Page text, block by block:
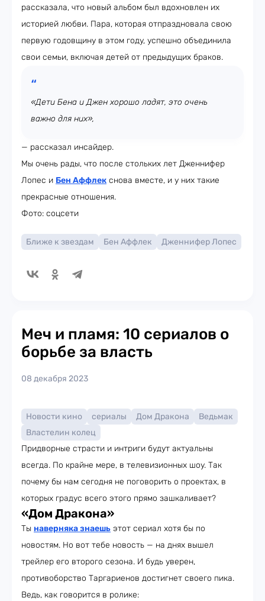
рассказала, что новый альбом был вдохновлен их
историей любви. Пара, которая отпраздновала свою
первую годовщину в этом году, успешно объединила
свои семьи, включая детей от предыдущих браков.
«Дети Бена и Джен хорошо ладят, это очень
важно для них»,
— рассказал инсайдер.
Мы очень рады, что после стольких лет Дженнифер
Лопес и Бен Аффлек снова вместе, и у них такие
прекрасные отношения.
Фото: соцсети
Ближе к звездам Бен Аффлек Дженнифер Лопес
Меч и пламя: 10 сериалов о
борьбе за власть
08 декабря 2023
Новости кино сериалы Дом Дракона
Ведьмак
Властелин колец
Придворные страсти и интриги будут актуальны
всегда. По крайне мере, в телевизионных шоу. Так
почему бы нам сегодня не поговорить о проектах, в
которых градус всего этого прямо зашкаливает?
«Дом Дракона»
Ты наверняка знаешь этот сериал хотя бы по
новостям. Но вот тебе новость — на днях вышел
трейлер его второго сезона. И будь уверен,
противоборство Таргариенов достигнет своего пика.
Ведь, как говорится в ролике: